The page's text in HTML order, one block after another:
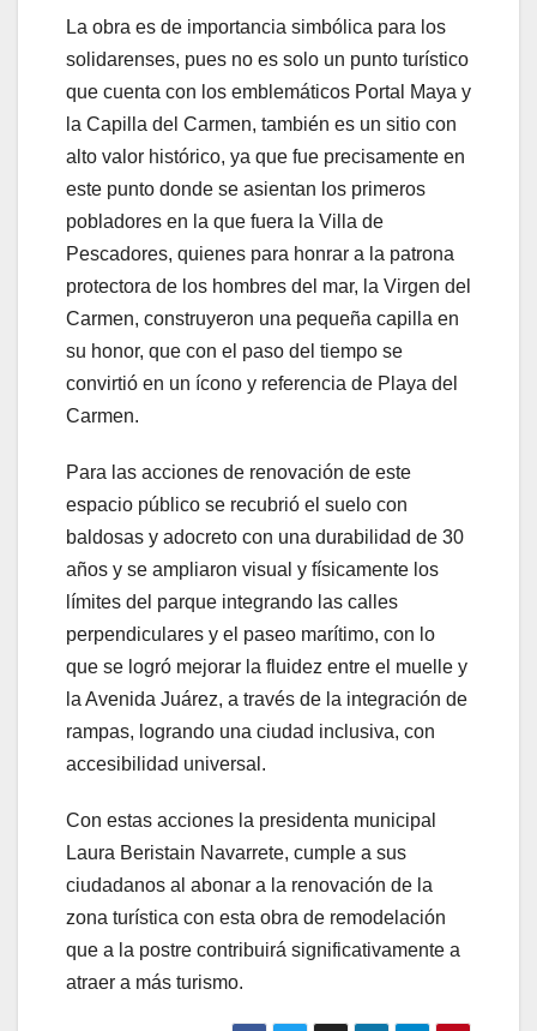
La obra es de importancia simbólica para los
solidarenses, pues no es solo un punto turístico
que cuenta con los emblemáticos Portal Maya y
la Capilla del Carmen, también es un sitio con
alto valor histórico, ya que fue precisamente en
este punto donde se asientan los primeros
pobladores en la que fuera la Villa de
Pescadores, quienes para honrar a la patrona
protectora de los hombres del mar, la Virgen del
Carmen, construyeron una pequeña capilla en
su honor, que con el paso del tiempo se
convirtió en un ícono y referencia de Playa del
Carmen.
Para las acciones de renovación de este
espacio público se recubrió el suelo con
baldosas y adocreto con una durabilidad de 30
años y se ampliaron visual y físicamente los
límites del parque integrando las calles
perpendiculares y el paseo marítimo, con lo
que se logró mejorar la fluidez entre el muelle y
la Avenida Juárez, a través de la integración de
rampas, logrando una ciudad inclusiva, con
accesibilidad universal.
Con estas acciones la presidenta municipal
Laura Beristain Navarrete, cumple a sus
ciudadanos al abonar a la renovación de la
zona turística con esta obra de remodelación
que a la postre contribuirá significativamente a
atraer a más turismo.